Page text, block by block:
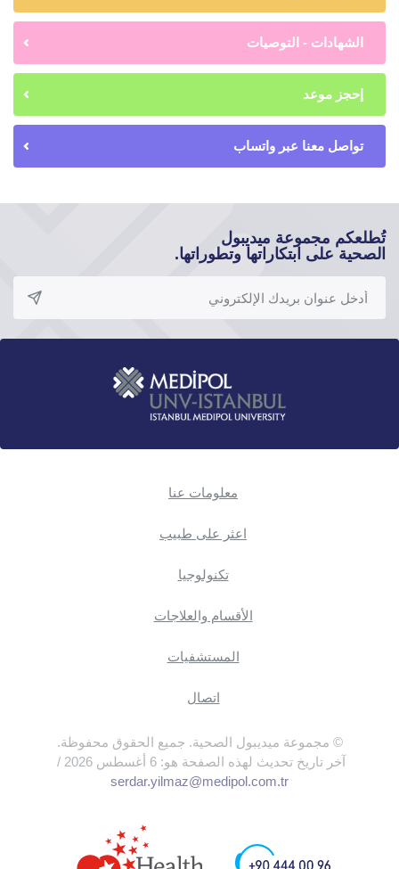
الشهادات - التوصيات
إحجز موعد
تواصل معنا عبر واتساب
تُطلعكم مجموعة ميديبول
الصحية على ابتكاراتها وتطوراتها.
معلومات عنا
اعثر على طبيب
تكنولوجيا
الأقسام والعلاجات
المستشفيات
اتصال
© مجموعة ميديبول الصحية. جميع الحقوق محفوظة.
آخر تاريخ تحديث لهذه الصفحة هو: 6 أغسطس 2026 /
serdar.yilmaz@medipol.com.tr